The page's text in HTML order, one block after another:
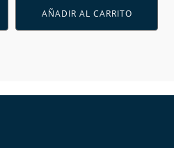
AÑADIR AL CARRITO